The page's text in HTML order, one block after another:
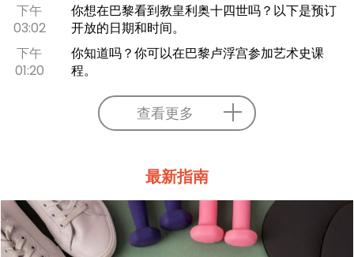
下午
03:02
你想在巴黎看到教皇利奥十四世吗？以下是预订
开放的日期和时间。
下午
01:20
你知道吗？你可以在巴黎卢浮宫参加艺术史课
程。
查看更多
最新指南